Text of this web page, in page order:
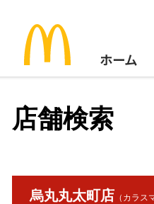
ホーム
店舗検索
烏丸丸太町店 （カラス